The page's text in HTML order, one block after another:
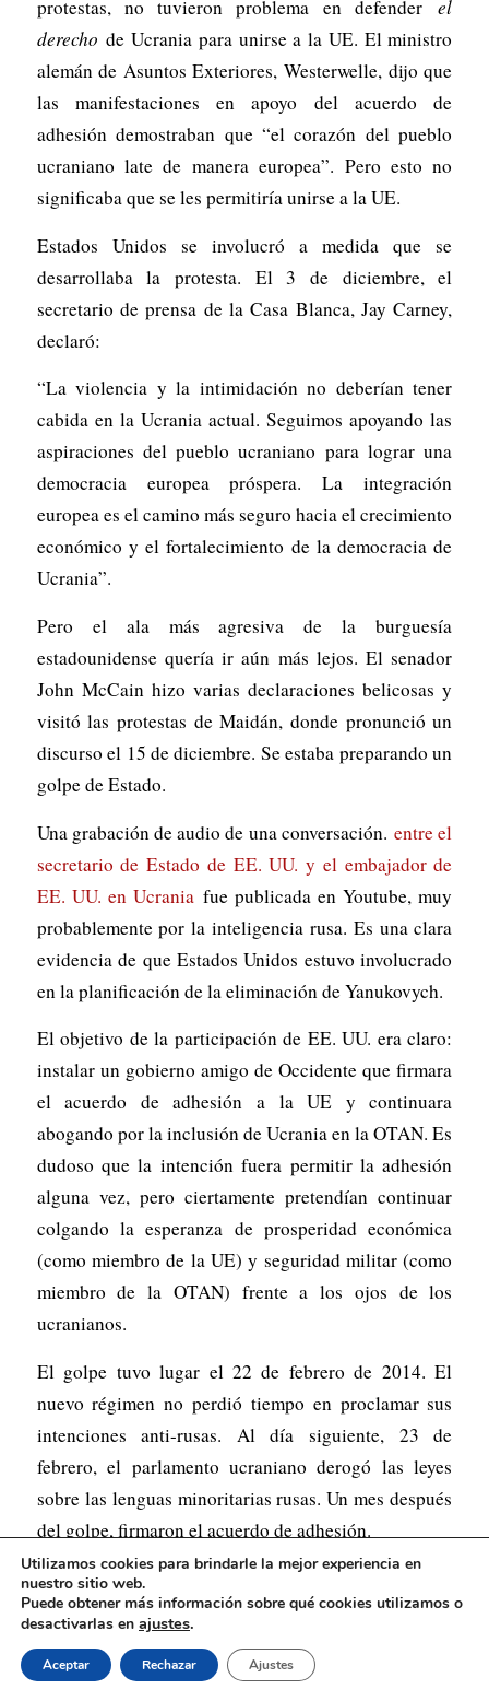
protestas, no tuvieron problema en defenderel
derecho de Ucrania para unirse a la UE. El ministro
alemán de Asuntos Exteriores, Westerwelle, dijo que
las manifestaciones en apoyo del acuerdo de
adhesión demostraban que “el corazón del pueblo
ucraniano late de manera europea”. Pero esto no
significaba que se les permitiría unirse a la UE.
Estados Unidos se involucró a medida que se
desarrollaba la protesta. El 3 de diciembre, el
secretario de prensa de la Casa Blanca, Jay Carney,
declaró:
“La violencia y la intimidación no deberían tener
cabida en la Ucrania actual. Seguimos apoyando las
aspiraciones del pueblo ucraniano para lograr una
democracia europea próspera. La integración
europea es el camino más seguro hacia el crecimiento
económico y el fortalecimiento de la democracia de
Ucrania”.
Pero el ala más agresiva de la burguesía
estadounidense quería ir aún más lejos. El senador
John McCain hizo varias declaraciones belicosas y
visitó las protestas de Maidán, donde pronunció un
discurso el 15 de diciembre. Se estaba preparando un
golpe de Estado.
Una grabación de audio de una conversación.entre el
secretario de Estado de EE. UU. y el embajador de
EE. UU. en Ucraniafue publicada en Youtube, muy
probablemente por la inteligencia rusa. Es una clara
evidencia de que Estados Unidos estuvo involucrado
en la planificación de la eliminación de Yanukovych.
El objetivo de la participación de EE. UU. era claro:
instalar un gobierno amigo de Occidente que firmara
el acuerdo de adhesión a la UE y continuara
abogando por la inclusión de Ucrania en la OTAN. Es
dudoso que la intención fuera permitir la adhesión
alguna vez, pero ciertamente pretendían continuar
colgando la esperanza de prosperidad económica
(como miembro de la UE) y seguridad militar (como
miembro de la OTAN) frente a los ojos de los
ucranianos.
El golpe tuvo lugar el 22 de febrero de 2014. El
nuevo régimen no perdió tiempo en proclamar sus
intenciones anti-rusas. Al día siguiente, 23 de
febrero, el parlamento ucraniano derogó las leyes
sobre las lenguas minoritarias rusas. Un mes después
del golpe, firmaron el acuerdo de adhesión.
En el proceso de movilización contra Yanukovich, los
imperialistas y los oligarcas ucranianos
prooccidentales revivieron el fantasma de los grupos
fascistas colaboracionistas con los nazis de la
Utilizamos cookies para brindarle la mejor experiencia en
nuestro sitio web.
Puede obtener más información sobre qué cookies utilizamos o
desactivarlas en ajustes.
Aceptar Rechazar Ajustes